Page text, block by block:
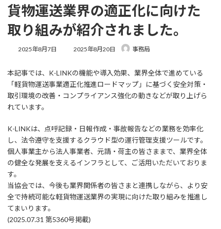
貨物運送業界の適正化に向けた
取り組みが紹介されました。
2025年8月7日
最
新
日
時
:
2025年8月20日 事務局
本記事では、K-LINKの機能や導入効果、業界全体で進めている
「軽貨物運送事業適正化推進ロードマップ」に基づく安全対策・
取引環境の改善・コンプライアンス強化の動きなどが取り上げら
れています。
K-LINKは、点呼記録・日報作成・事故報告などの業務を効率化
し、法令遵守を支援するクラウド型の運行管理支援ツールです。
個人事業主から法人事業者、元請・荷主の皆さままで、業界全体
の健全な発展を支えるインフラとして、ご活用いただいておりま
す。
当協会では、今後も業界関係者の皆さまと連携しながら、より安
全で持続可能な軽貨物運送業界の実現に向けた取り組みを推進し
てまいります。
(2025.07.31 第5360号掲載)